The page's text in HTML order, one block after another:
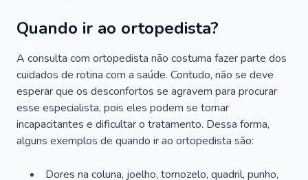
Quando ir ao ortopedista?
A consulta com ortopedista não costuma fazer parte dos
cuidados de rotina com a saúde. Contudo, não se deve
esperar que os desconfortos se agravem para procurar
esse especialista, pois eles podem se tornar
incapacitantes e dificultar o tratamento. Dessa forma,
alguns exemplos de quando ir ao ortopedista são:
Dores na coluna, joelho, tornozelo, quadril, punho,